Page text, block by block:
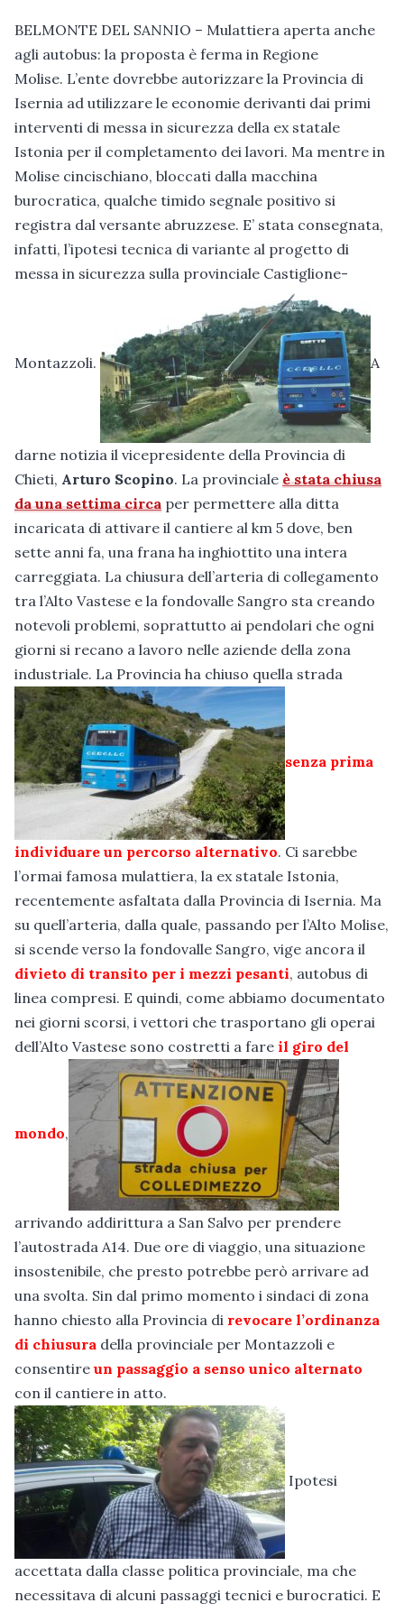
BELMONTE DEL SANNIO – Mulattiera aperta anche
agli autobus: la proposta è ferma in Regione
Molise. L’ente dovrebbe autorizzare la Provincia di
Isernia ad utilizzare le economie derivanti dai primi
interventi di messa in sicurezza della ex statale
Istonia per il completamento dei lavori. Ma mentre in
Molise cincischiano, bloccati dalla macchina
burocratica, qualche timido segnale positivo si
registra dal versante abruzzese. E’ stata consegnata,
infatti, l’ipotesi tecnica di variante al progetto di
messa in sicurezza sulla provinciale Castiglione-
Montazzoli. A
darne notizia il vicepresidente della Provincia di
Chieti, Arturo Scopino. La provinciale è stata chiusa
da una settima circa per permettere alla ditta
incaricata di attivare il cantiere al km 5 dove, ben
sette anni fa, una frana ha inghiottito una intera
carreggiata. La chiusura dell’arteria di collegamento
tra l’Alto Vastese e la fondovalle Sangro sta creando
notevoli problemi, soprattutto ai pendolari che ogni
giorni si recano a lavoro nelle aziende della zona
industriale. La Provincia ha chiuso quella strada
senza prima
individuare un percorso alternativo. Ci sarebbe
l’ormai famosa mulattiera, la ex statale Istonia,
recentemente asfaltata dalla Provincia di Isernia. Ma
su quell’arteria, dalla quale, passando per l’Alto Molise,
si scende verso la fondovalle Sangro, vige ancora il
divieto di transito per i mezzi pesanti, autobus di
linea compresi. E quindi, come abbiamo documentato
nei giorni scorsi, i vettori che trasportano gli operai
dell’Alto Vastese sono costretti a fare il giro del
mondo,
arrivando addirittura a San Salvo per prendere
l’autostrada A14. Due ore di viaggio, una situazione
insostenibile, che presto potrebbe però arrivare ad
una svolta. Sin dal primo momento i sindaci di zona
hanno chiesto alla Provincia di revocare l’ordinanza
di chiusura della provinciale per Montazzoli e
consentireun passaggio a senso unico alternato
con il cantiere in atto.
Ipotesi
accettata dalla classe politica provinciale, ma che
necessitava di alcuni passaggi tecnici e burocratici. E